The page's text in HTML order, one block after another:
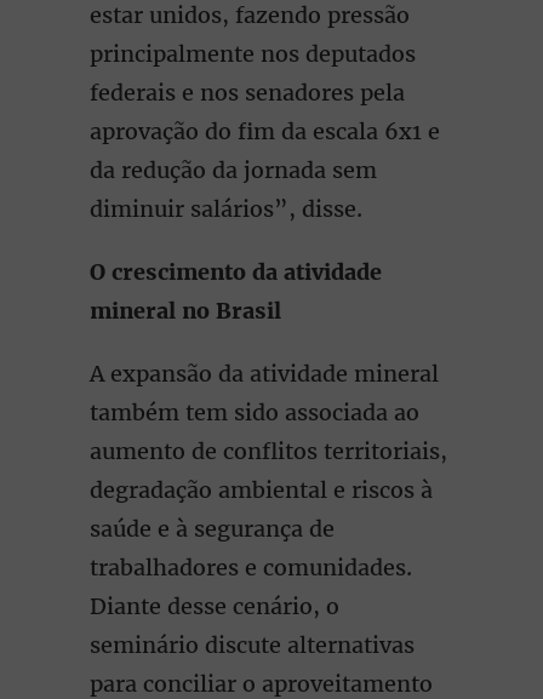
estar unidos, fazendo pressão
principalmente nos deputados
federais e nos senadores pela
aprovação do fim da escala 6x1 e
da redução da jornada sem
diminuir salários”, disse.
O crescimento da atividade
mineral no Brasil
A expansão da atividade mineral
também tem sido associada ao
aumento de conflitos territoriais,
degradação ambiental e riscos à
saúde e à segurança de
trabalhadores e comunidades.
Diante desse cenário, o
seminário discute alternativas
para conciliar o aproveitamento